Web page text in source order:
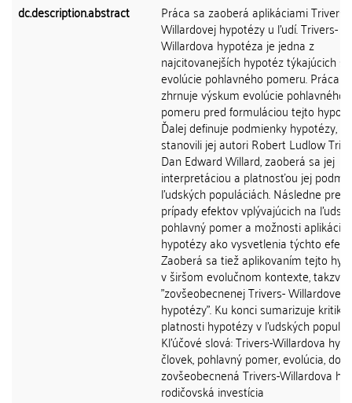
dc.description.abstract
Práca sa zaoberá aplikáciami Trivers-
Willardovej hypotézy u ľudí. Trivers-
Willardova hypotéza je jedna z
najcitovanejších hypotéz týkajúcich sa
evolúcie pohlavného pomeru. Práca
zhrnuje výskum evolúcie pohlavného
pomeru pred formuláciou tejto
Ďalej definuje podmienky hypotézy,
stanovili jej autori Robert Ludlow
Dan Edward Willard, zaoberá sa jej
interpretáciou a platnosťou jej
ľudských populáciách. Následne
prípady efektov vplývajúcich na ľudský
pohlavný pomer a možnosti aplikácie
hypotézy ako vysvetlenia týchto
Zaoberá sa tiež aplikovaním tejto
v širšom evolučnom kontexte,
"zovšeobecnenej Trivers- Willardovej
hypotézy". Ku konci sumarizuje kritiku
platnosti hypotézy v ľudských
Kľúčové slová: Trivers-Willardova
človek, pohlavný pomer, evolúcia,
zovšeobecnená Trivers-Willardova
rodičovská investícia